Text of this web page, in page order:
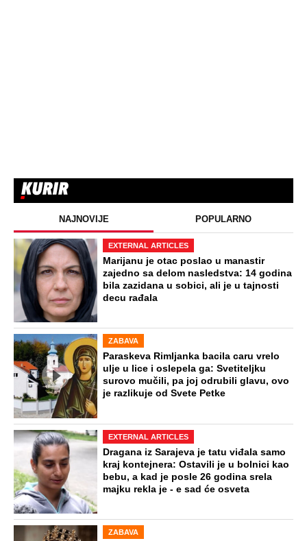
NAJNOVIJE POPULARNO
EXTERNAL ARTICLES
Marijanu je otac poslao u manastir
zajedno sa delom nasledstva: 14 godina
bila zazidana u sobici, ali je u tajnosti
decu rađala
ZABAVA
Paraskeva Rimljanka bacila caru vrelo
ulje u lice i oslepela ga: Svetiteljku
surovo mučili, pa joj odrubili glavu, ovo
je razlikuje od Svete Petke
EXTERNAL ARTICLES
Dragana iz Sarajeva je tatu viđala samo
kraj kontejnera: Ostavili je u bolnici kao
bebu, a kad je posle 26 godina srela
majku rekla je - e sad će osveta
ZABAVA